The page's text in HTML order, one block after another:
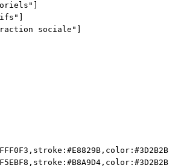
sociale"]